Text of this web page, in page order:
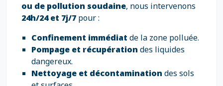
ou de pollution soudaine, nous intervenons
24h/24 et 7j/7 pour :
Confinement immédiat de la zone polluée.
Pompage et récupération des liquides
dangereux.
Nettoyage et décontamination des sols